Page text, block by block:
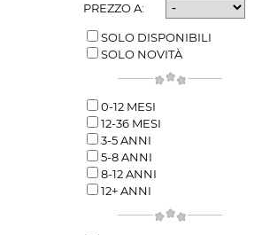
PREZZO A:
SOLO DISPONIBILI
SOLO NOVITÀ
0-12 MESI
12-36 MESI
3-5 ANNI
5-8 ANNI
8-12 ANNI
12+ ANNI